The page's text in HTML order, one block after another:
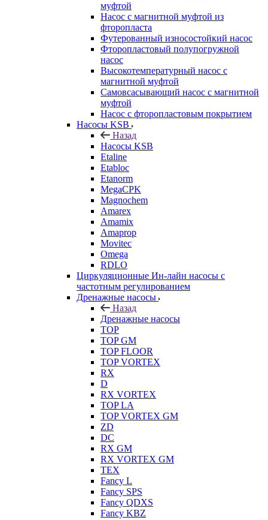
муфтой
Насос с магнитной муфтой из
фторопласта
Футерованный износостойкий насос
Фторопластовый полупогружной
насос
Высокотемпературный насос с
магнитной муфтой
Самовсасывающий насос с магнитной
муфтой
Насос с фторопластовым покрытием
Насосы KSB
Назад
Насосы KSB
Etaline
Etabloc
Etanorm
MegaCPK
Magnochem
Amarex
Amamix
Amaprop
Movitec
Omega
RDLO
Циркуляционные Ин-лайн насосы с
частотным регулированием
Дренажные насосы
Назад
Дренажные насосы
TOP
TOP GM
TOP FLOOR
TOP VORTEX
RX
D
RX VORTEX
TOP LA
TOP VORTEX GM
ZD
DC
RX GM
RX VORTEX GM
TEX
Fancy L
Fancy SPS
Fancy QDXS
Fancy KBZ